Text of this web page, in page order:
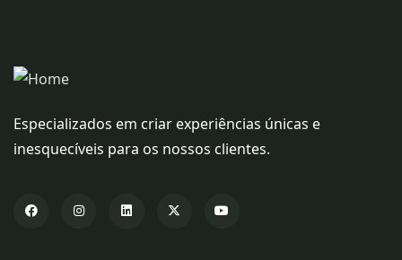
Especializados em criar experiências únicas e
inesquecíveis para os nossos clientes.